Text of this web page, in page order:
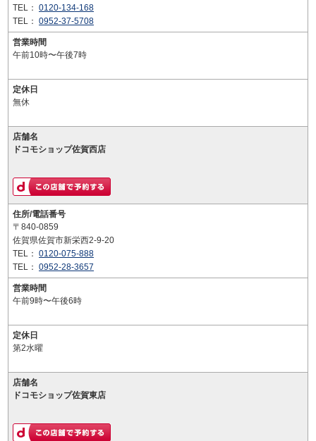
TEL： 0120-134-168
TEL： 0952-37-5708
営業時間
午前10時〜午後7時
定休日
無休
店舗名
ドコモショップ佐賀西店
住所/電話番号
〒840-0859
佐賀県佐賀市新栄西2-9-20
TEL： 0120-075-888
TEL： 0952-28-3657
営業時間
午前9時〜午後6時
定休日
第2水曜
店舗名
ドコモショップ佐賀東店